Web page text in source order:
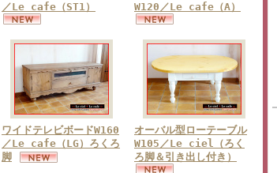
／Le cafe（ST1）
W120／Le cafe（A）
ワイドテレビボードW160
／Le cafe（LG）ろくろ
脚
オーバル型ローテーブル
W105／Le ciel（ろく
ろ脚＆引き出し付き）